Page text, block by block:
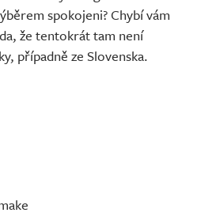
spokojeni? Chybí vám
že tentokrát tam není
případně ze Slovenska.